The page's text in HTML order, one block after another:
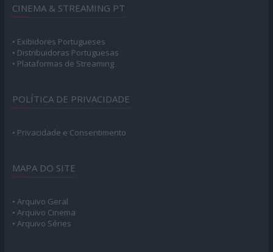
CINEMA & STREAMING PT
• Exibidores Portugueses
• Distribuidoras Portuguesas
• Plataformas de Streaming
POLÍTICA DE PRIVACIDADE
• Privacidade e Consentimento
MAPA DO SITE
• Arquivo Geral
• Arquivo Cinema
• Arquivo Séries